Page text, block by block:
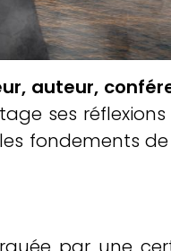
auteur,
ses
fondements